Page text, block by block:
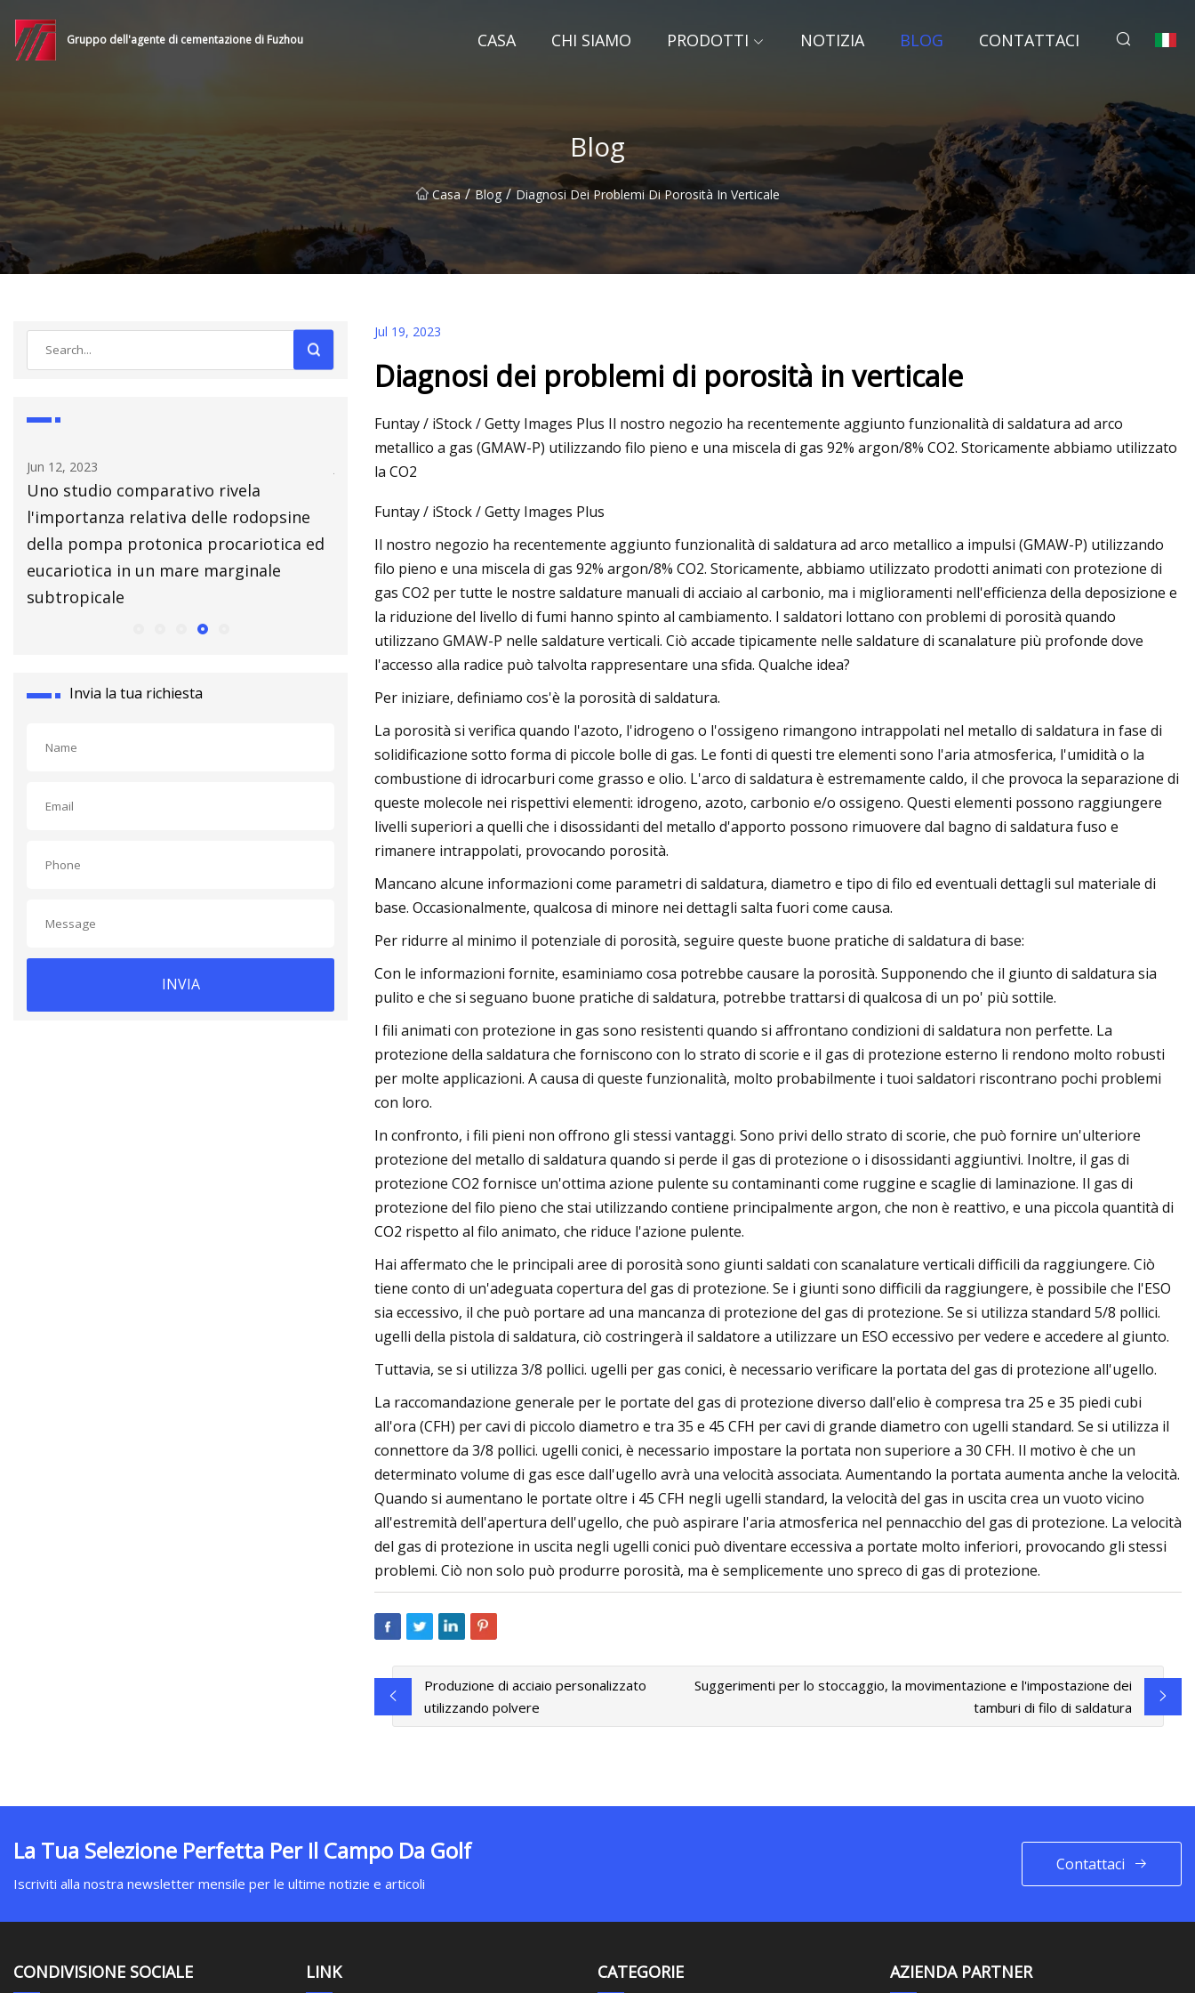
Gruppo dell'agente di cementazione di Fuzhou CASA CHI SIAMO PRODOTTI NOTIZIA BLOG CONTATTACI
Blog
Casa / Blog / Diagnosi Dei Problemi Di Porosità In Verticale
ed
Jul 14, 2023
Affrontare 8 malintesi comuni sulla
saldatura dei metalli
Aug 26, 2023
completa al famoso Wadi Rum e oltre
Invia la tua richiesta
INVIA
Jul 19, 2023
Diagnosi dei problemi di porosità in verticale
Funtay / iStock / Getty Images Plus Il nostro negozio ha recentemente aggiunto funzionalità di saldatura ad arco
metallico a gas (GMAW-P) utilizzando filo pieno e una miscela di gas 92% argon/8% CO2. Storicamente abbiamo utilizzato
la CO2
Funtay / iStock / Getty Images Plus
Il nostro negozio ha recentemente aggiunto funzionalità di saldatura ad arco metallico a impulsi (GMAW-P) utilizzando
filo pieno e una miscela di gas 92% argon/8% CO2. Storicamente, abbiamo utilizzato prodotti animati con protezione di
gas CO2 per tutte le nostre saldature manuali di acciaio al carbonio, ma i miglioramenti nell'efficienza della deposizione e
la riduzione del livello di fumi hanno spinto al cambiamento. I saldatori lottano con problemi di porosità quando
utilizzano GMAW-P nelle saldature verticali. Ciò accade tipicamente nelle saldature di scanalature più profonde dove
l'accesso alla radice può talvolta rappresentare una sfida. Qualche idea?
Per iniziare, definiamo cos'è la porosità di saldatura.
La porosità si verifica quando l'azoto, l'idrogeno o l'ossigeno rimangono intrappolati nel metallo di saldatura in fase di
solidificazione sotto forma di piccole bolle di gas. Le fonti di questi tre elementi sono l'aria atmosferica, l'umidità o la
combustione di idrocarburi come grasso e olio. L'arco di saldatura è estremamente caldo, il che provoca la separazione di
queste molecole nei rispettivi elementi: idrogeno, azoto, carbonio e/o ossigeno. Questi elementi possono raggiungere
livelli superiori a quelli che i disossidanti del metallo d'apporto possono rimuovere dal bagno di saldatura fuso e
rimanere intrappolati, provocando porosità.
Mancano alcune informazioni come parametri di saldatura, diametro e tipo di filo ed eventuali dettagli sul materiale di
base. Occasionalmente, qualcosa di minore nei dettagli salta fuori come causa.
Per ridurre al minimo il potenziale di porosità, seguire queste buone pratiche di saldatura di base:
Con le informazioni fornite, esaminiamo cosa potrebbe causare la porosità. Supponendo che il giunto di saldatura sia
pulito e che si seguano buone pratiche di saldatura, potrebbe trattarsi di qualcosa di un po' più sottile.
I fili animati con protezione in gas sono resistenti quando si affrontano condizioni di saldatura non perfette. La
protezione della saldatura che forniscono con lo strato di scorie e il gas di protezione esterno li rendono molto robusti
per molte applicazioni. A causa di queste funzionalità, molto probabilmente i tuoi saldatori riscontrano pochi problemi
con loro.
In confronto, i fili pieni non offrono gli stessi vantaggi. Sono privi dello strato di scorie, che può fornire un'ulteriore
protezione del metallo di saldatura quando si perde il gas di protezione o i disossidanti aggiuntivi. Inoltre, il gas di
protezione CO2 fornisce un'ottima azione pulente su contaminanti come ruggine e scaglie di laminazione. Il gas di
protezione del filo pieno che stai utilizzando contiene principalmente argon, che non è reattivo, e una piccola quantità di
CO2 rispetto al filo animato, che riduce l'azione pulente.
Hai affermato che le principali aree di porosità sono giunti saldati con scanalature verticali difficili da raggiungere. Ciò
tiene conto di un'adeguata copertura del gas di protezione. Se i giunti sono difficili da raggiungere, è possibile che l'ESO
sia eccessivo, il che può portare ad una mancanza di protezione del gas di protezione. Se si utilizza standard 5/8 pollici.
ugelli della pistola di saldatura, ciò costringerà il saldatore a utilizzare un ESO eccessivo per vedere e accedere al giunto.
Tuttavia, se si utilizza 3/8 pollici. ugelli per gas conici, è necessario verificare la portata del gas di protezione all'ugello.
La raccomandazione generale per le portate del gas di protezione diverso dall'elio è compresa tra 25 e 35 piedi cubi
all'ora (CFH) per cavi di piccolo diametro e tra 35 e 45 CFH per cavi di grande diametro con ugelli standard. Se si utilizza il
connettore da 3/8 pollici. ugelli conici, è necessario impostare la portata non superiore a 30 CFH. Il motivo è che un
determinato volume di gas esce dall'ugello avrà una velocità associata. Aumentando la portata aumenta anche la velocità.
Quando si aumentano le portate oltre i 45 CFH negli ugelli standard, la velocità del gas in uscita crea un vuoto vicino
all'estremità dell'apertura dell'ugello, che può aspirare l'aria atmosferica nel pennacchio del gas di protezione. La velocità
del gas di protezione in uscita negli ugelli conici può diventare eccessiva a portate molto inferiori, provocando gli stessi
problemi. Ciò non solo può produrre porosità, ma è semplicemente uno spreco di gas di protezione.
Produzione di acciaio personalizzato
utilizzando polvere
Suggerimenti per lo stoccaggio, la movimentazione e l'impostazione dei
tamburi di filo di saldatura
La Tua Selezione Perfetta Per Il Campo Da Golf
Iscriviti alla nostra newsletter mensile per le ultime notizie e articoli
Contattaci
CONDIVISIONE SOCIALE LINK CATEGORIE AZIENDA PARTNER